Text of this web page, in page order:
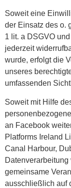
Soweit eine
der Einsatz des o.
1 lit. a DSGVO
jederzeit
wurde, erfolgt die
unseres
umfassenden
Soweit mit Hilfe
an Facebook
Platforms Ireland
Canal Harbour,
gemeinsame
ausschließlich auf